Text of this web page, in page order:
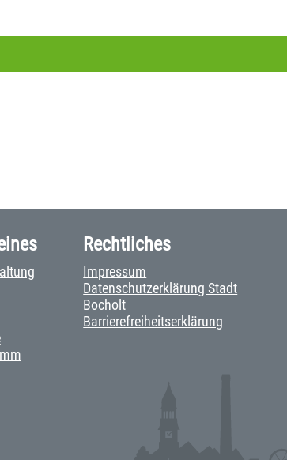
Rechtliches
Impressum
Datenschutzerklärung Stadt
Bocholt
Barrierefreiheitserklärung